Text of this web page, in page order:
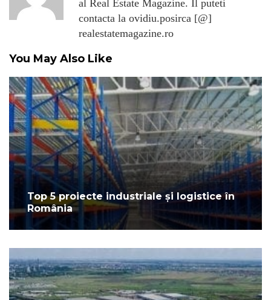
al Real Estate Magazine. Il puteti
contacta la ovidiu.posirca [@]
realestatemagazine.ro
You May Also Like
Top 5 proiecte industriale și logistice în
România